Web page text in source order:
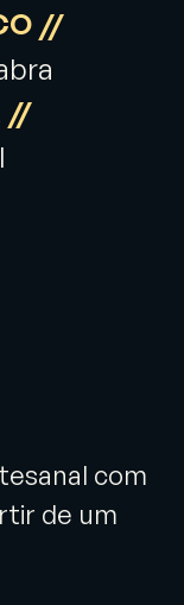
//
//
com
de um